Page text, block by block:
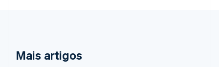
Mais artigos
Emirados Árabes Unidos
English